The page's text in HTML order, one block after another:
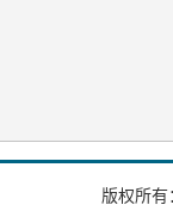
版权所